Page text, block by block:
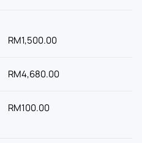
RM1,500.00
RM4,680.00
RM100.00